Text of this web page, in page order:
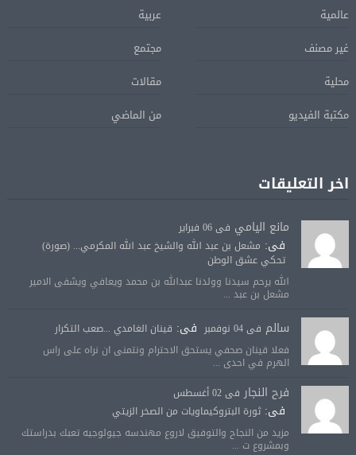
عالمية
عربية
غير مصنف
مجتمع
محلية
مقالات
مكتبة الفيديو
من الماضي
اخر التعليقات
مانع اليامي فى 06 فبراير
فى: مشعل بن عبد الله والشيخ عبد الله المكرمي... (صورة)
تحكي عشق الوطن
الله يرحم سيدنا وولدنا عبدالله بن محمد ويعافي ويشفى الامير
مشعل بن عبد ...
سالم فى 04 نوفمبر فى: قينان الغامدي ...صعب التكرار
فعلا قينان صحفي يستحق الاحترام ونتمنى ان نراه على راس
الهرم في احدى ...
فرح النجار فى 02 أغسطس
فى:ثورة البتروكيماويات من الصخر الزيتي
مزيد من النجاح والتوفيق لاروع مهندسه جيولوجيه تعبك بدراستك
وبمشروع ت ...